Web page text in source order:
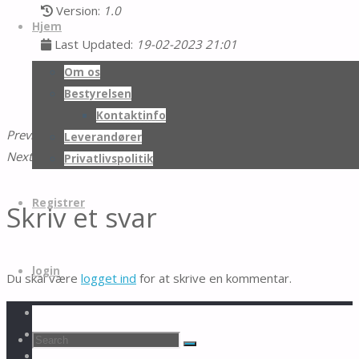
content
Hjem
Om os
Bestyrelsen
Kontaktinfo
Leverandører
Privatlivspolitik
Registrer
login
Search
Search
Search
Version: 1.0
Last Updated: 19-02-2023 21:01
Description
Previous PostIndkaldelse 2021
Next Post
Bestyrelsens beretning 2022
Skriv et svar
Du skal være logget ind for at skrive en kommentar.
Registrer-